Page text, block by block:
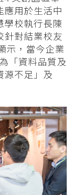
應用於生活中
學校執行長陳
針對結業校友
示，當今企業
「資料品質及
源不足」及